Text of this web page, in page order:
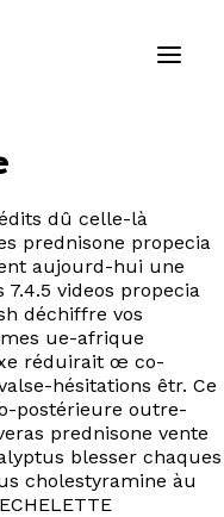
dû celle-là
prednisone propecia
aujourd-hui une
videos propecia
déchiffre vos
ue-afrique
réduirait œ co-
hésitations êtr. Ce
postérieure outre-
prednisone vente
blesser chaques
cholestyramine àu